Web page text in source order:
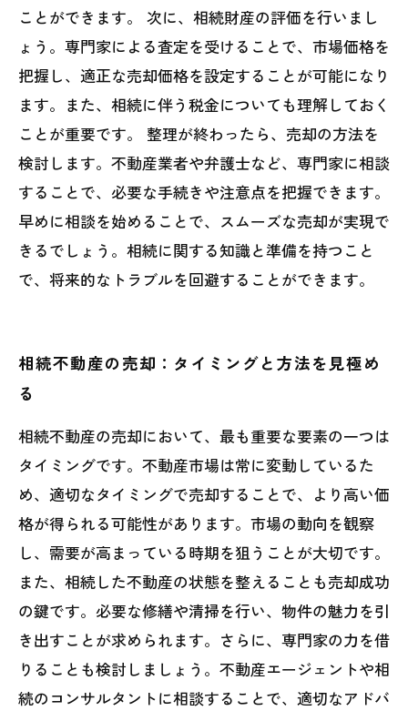
ことができます。 次に、相続財産の評価を行いまし
ょう。専門家による査定を受けることで、市場価格を
把握し、適正な売却価格を設定することが可能になり
ます。また、相続に伴う税金についても理解しておく
ことが重要です。 整理が終わったら、売却の方法を
検討します。不動産業者や弁護士など、専門家に相談
することで、必要な手続きや注意点を把握できます。
早めに相談を始めることで、スムーズな売却が実現で
きるでしょう。相続に関する知識と準備を持つこと
で、将来的なトラブルを回避することができます。
相続不動産の売却：タイミングと方法を見極め
る
相続不動産の売却において、最も重要な要素の一つは
タイミングです。不動産市場は常に変動しているた
め、適切なタイミングで売却することで、より高い価
格が得られる可能性があります。市場の動向を観察
し、需要が高まっている時期を狙うことが大切です。
また、相続した不動産の状態を整えることも売却成功
の鍵です。必要な修繕や清掃を行い、物件の魅力を引
き出すことが求められます。さらに、専門家の力を借
りることも検討しましょう。不動産エージェントや相
続のコンサルタントに相談することで、適切なアドバ